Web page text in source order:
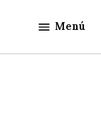
Menú